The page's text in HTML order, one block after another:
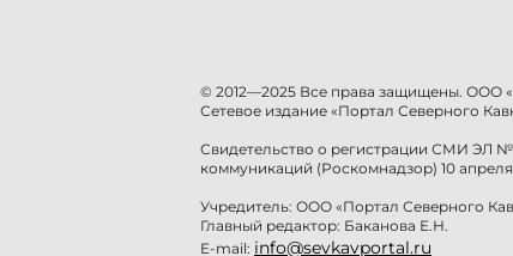
© 2012—2025 Все права защищены. ООО
Сетевое издание «Портал Северного
Свидетельство о регистрации СМИ ЭЛ
коммуникаций (Роскомнадзор) 10 апреля
Учредитель: ООО «Портал Северного
Главный редактор: Баканова Е.Н.
E-mail: info@sevkavportal.ru